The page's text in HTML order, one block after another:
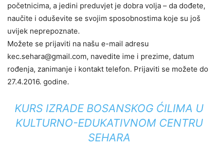
početnicima, a jedini preduvjet je dobra volja – da dođete,
naučite i oduševite se svojim sposobnostima koje su još
uvijek neprepoznate.
Možete se prijaviti na našu e-mail adresu
kec.sehara@gmail.com, navedite ime i prezime, datum
rođenja, zanimanje i kontakt telefon. Prijaviti se možete do
27.4.2016. godine.
KURS IZRADE BOSANSKOG ĆILIMA U
KULTURNO-EDUKATIVNOM CENTRU
SEHARA